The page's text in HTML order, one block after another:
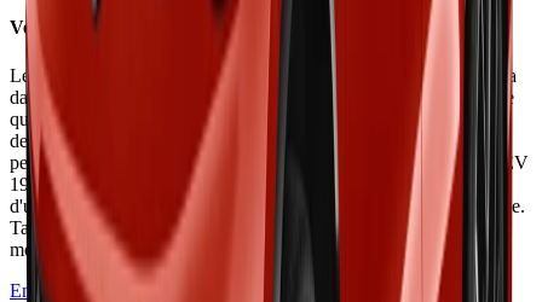
Verdict
Le nouveau Peugeot 3008 a gagné en confort et modernité avec sa
dalle 21 pouces spectaculaire, mais a perdu l'agrément de conduite
qui faisait le succès de son prédécesseur. L'hybridation 48V offre
des consommations correctes (5,1-6,5 l/100 km) mais les
performances restent limitées avec une boîte peu réactive. Le PHEV
195 ch améliore l'autonomie électrique (78 km réels) mais souffre
d'un malus au poids de 1 540 € le rendant plus cher que l'électrique.
Tarifs élevés face au cousin C5 Aircross qui offre équivalent pour
moins cher.
En savoir plus →